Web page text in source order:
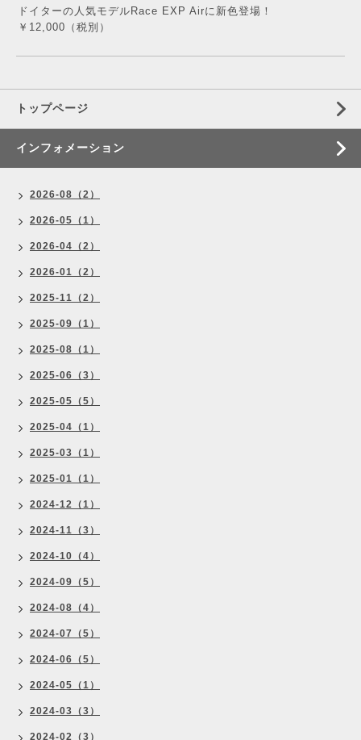
ドイターの人気モデル Race EXP Airに新色登場！
￥12,000（税別）
トップページ
インフォメーション
2026-08（2）
2026-05（1）
2026-04（2）
2026-01（2）
2025-11（2）
2025-09（1）
2025-08（1）
2025-06（3）
2025-05（5）
2025-04（1）
2025-03（1）
2025-01（1）
2024-12（1）
2024-11（3）
2024-10（4）
2024-09（5）
2024-08（4）
2024-07（5）
2024-06（5）
2024-05（1）
2024-03（3）
2024-02（3）